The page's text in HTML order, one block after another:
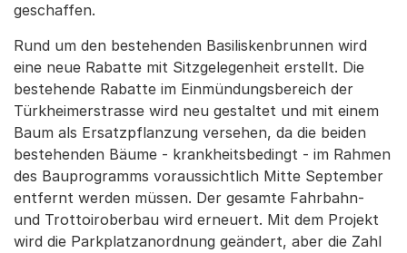
geschaffen.
Rund um den bestehenden Basiliskenbrunnen wird
eine neue Rabatte mit Sitzgelegenheit erstellt. Die
bestehende Rabatte im Einmündungsbereich der
Türkheimerstrasse wird neu gestaltet und mit einem
Baum als Ersatzpflanzung versehen, da die beiden
bestehenden Bäume - krankheitsbedingt - im Rahmen
des Bauprogramms voraussichtlich Mitte September
entfernt werden müssen. Der gesamte Fahrbahn-
und Trottoiroberbau wird erneuert. Mit dem Projekt
wird die Parkplatzanordnung geändert, aber die Zahl